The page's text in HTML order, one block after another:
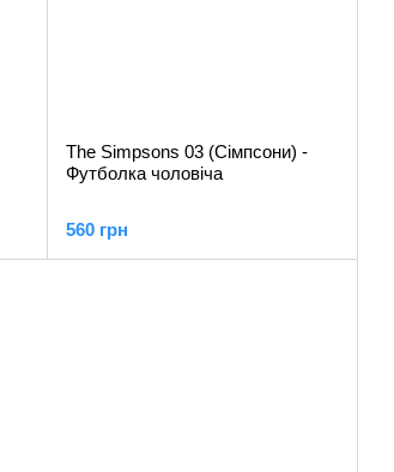
The Simpsons 03 (Сімпсони) -
Футболка чоловіча
560 грн